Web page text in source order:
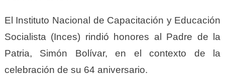
El Instituto Nacional de Capacitación y Educación
Socialista (Inces) rindió honores al Padre de la
Patria, Simón Bolívar, en el contexto de la
celebración de su 64 aniversario.